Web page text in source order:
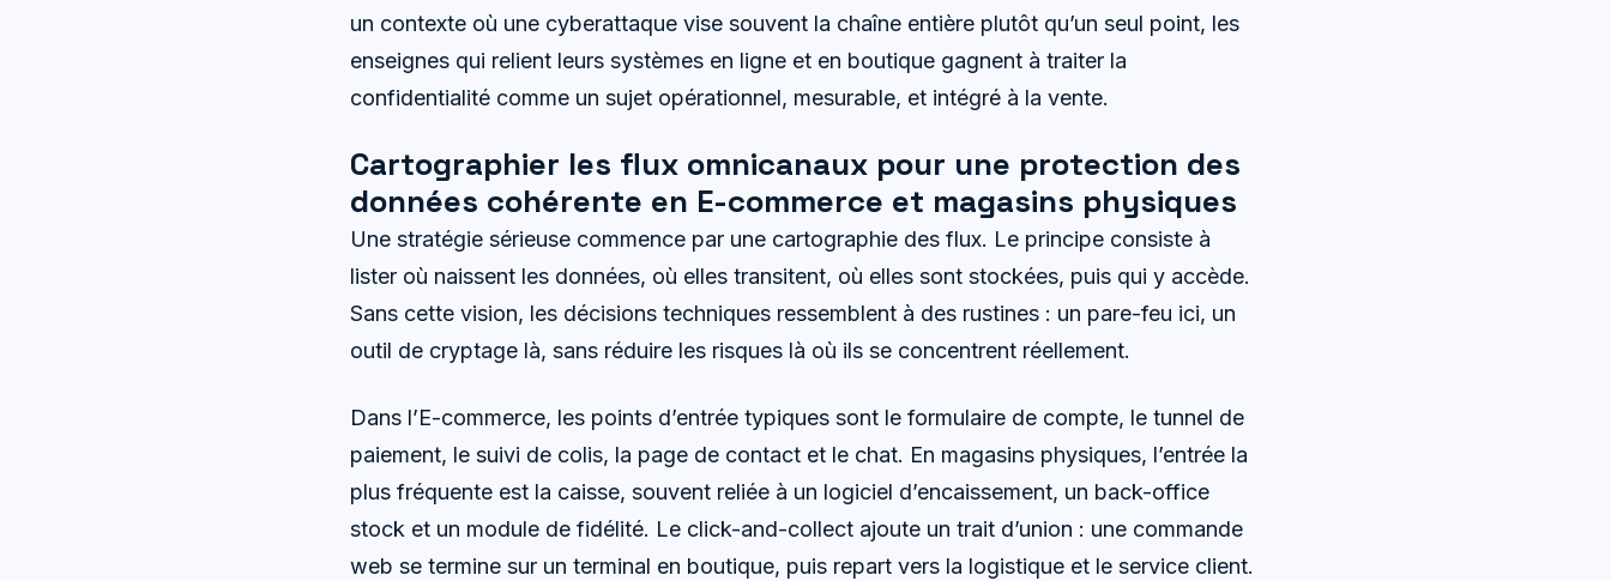
un contexte où une cyberattaque vise souvent la chaîne entière plutôt qu’un seul point, les
enseignes qui relient leurs systèmes en ligne et en boutique gagnent à traiter la
confidentialité comme un sujet opérationnel, mesurable, et intégré à la vente.
Cartographier les flux omnicanaux pour une protection des
données cohérente en E-commerce et magasins physiques
Une stratégie sérieuse commence par une cartographie des flux. Le principe consiste à
lister où naissent les données, où elles transitent, où elles sont stockées, puis qui y accède.
Sans cette vision, les décisions techniques ressemblent à des rustines : un pare-feu ici, un
outil de cryptage là, sans réduire les risques là où ils se concentrent réellement.
Dans l’E-commerce, les points d’entrée typiques sont le formulaire de compte, le tunnel de
paiement, le suivi de colis, la page de contact et le chat. En magasins physiques, l’entrée la
plus fréquente est la caisse, souvent reliée à un logiciel d’encaissement, un back-office
stock et un module de fidélité. Le click-and-collect ajoute un trait d’union : une commande
web se termine sur un terminal en boutique, puis repart vers la logistique et le service client.